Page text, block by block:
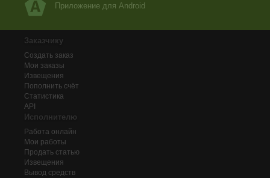
Приложение для Android
Заказчику
Создать заказ
Мои заказы
Извещения
Пополнить счёт
Статистика
API
Исполнителю
Работа онлайн
Мои работы
Продать статью
Извещения
Вывод средств